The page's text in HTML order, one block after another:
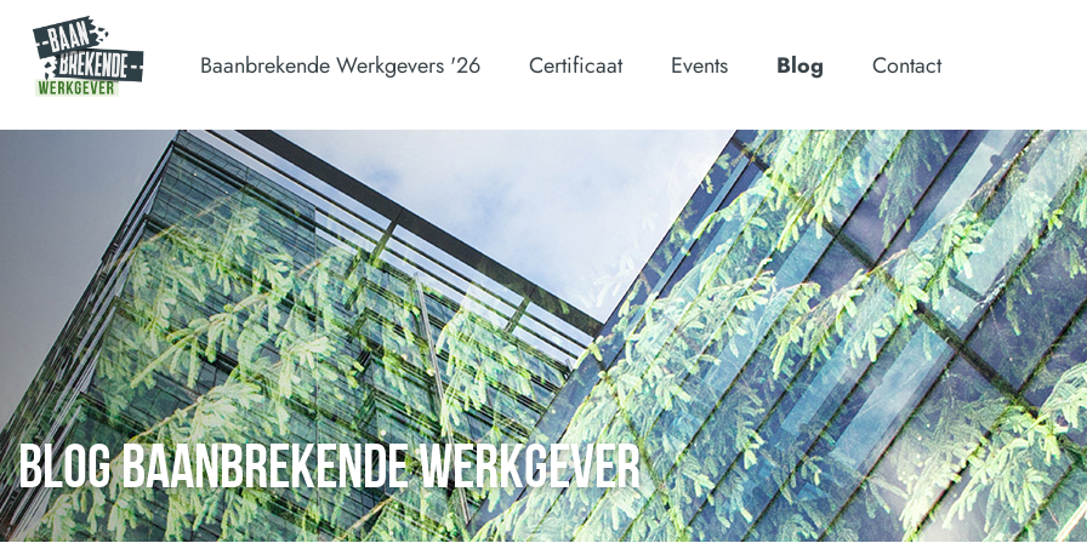
Baanbrekende Werkgevers '26 Certificaat Events Blog Contact
BLOG BAANBREKENDE WERKGEVER